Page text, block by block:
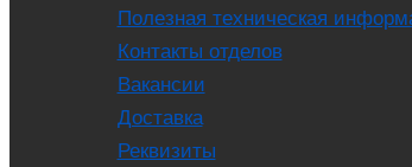
Полезная техническая
Контакты отделов
Вакансии
Доставка
Реквизиты